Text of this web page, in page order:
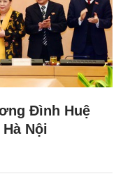
Đình Huệ
Nội